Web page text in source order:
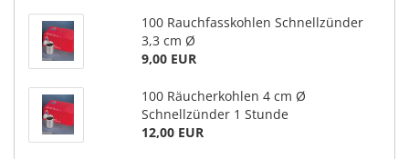
100 Rauchfasskohlen Schnellzünder
3,3 cm Ø
9,00 EUR
100 Räucherkohlen 4 cm Ø
Schnellzünder 1 Stunde
12,00 EUR